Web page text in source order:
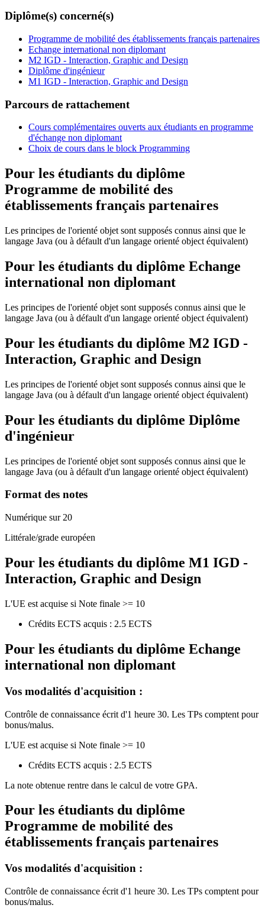
Diplôme(s) concerné(s)
Programme de mobilité des établissements français partenaires
Echange international non diplomant
M2 IGD - Interaction, Graphic and Design
Diplôme d'ingénieur
M1 IGD - Interaction, Graphic and Design
Parcours de rattachement
Cours complémentaires ouverts aux étudiants en programme
d'échange non diplomant
Choix de cours dans le block Programming
Pour les étudiants du diplôme
Programme de mobilité des
établissements français partenaires
Les principes de l'orienté objet sont supposés connus ainsi que le
langage Java (ou à défault d'un langage orienté object équivalent)
Pour les étudiants du diplôme Echange
international non diplomant
Les principes de l'orienté objet sont supposés connus ainsi que le
langage Java (ou à défault d'un langage orienté object équivalent)
Pour les étudiants du diplôme M2 IGD -
Interaction, Graphic and Design
Les principes de l'orienté objet sont supposés connus ainsi que le
langage Java (ou à défault d'un langage orienté object équivalent)
Pour les étudiants du diplôme Diplôme
d'ingénieur
Les principes de l'orienté objet sont supposés connus ainsi que le
langage Java (ou à défault d'un langage orienté object équivalent)
Format des notes
Numérique sur 20
Littérale/grade européen
Pour les étudiants du diplôme M1 IGD -
Interaction, Graphic and Design
L'UE est acquise si Note finale >= 10
Crédits ECTS acquis : 2.5 ECTS
Pour les étudiants du diplôme Echange
international non diplomant
Vos modalités d'acquisition :
Contrôle de connaissance écrit d'1 heure 30. Les TPs comptent pour
bonus/malus.
L'UE est acquise si Note finale >= 10
Crédits ECTS acquis : 2.5 ECTS
La note obtenue rentre dans le calcul de votre GPA.
Pour les étudiants du diplôme
Programme de mobilité des
établissements français partenaires
Vos modalités d'acquisition :
Contrôle de connaissance écrit d'1 heure 30. Les TPs comptent pour
bonus/malus.